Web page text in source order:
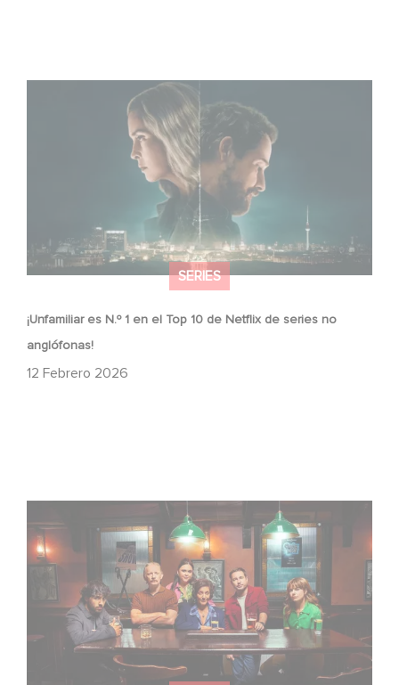
SERIES
¡Unfamiliar es N.º 1 en el Top 10 de Netflix de series no
anglófonas!
12 Febrero 2026
¡Unfamiliar es N.º 1 en el Top 10 de Netflix de series no
When Broken Hearts Want Revenge: Welcome to The
Revenge Club